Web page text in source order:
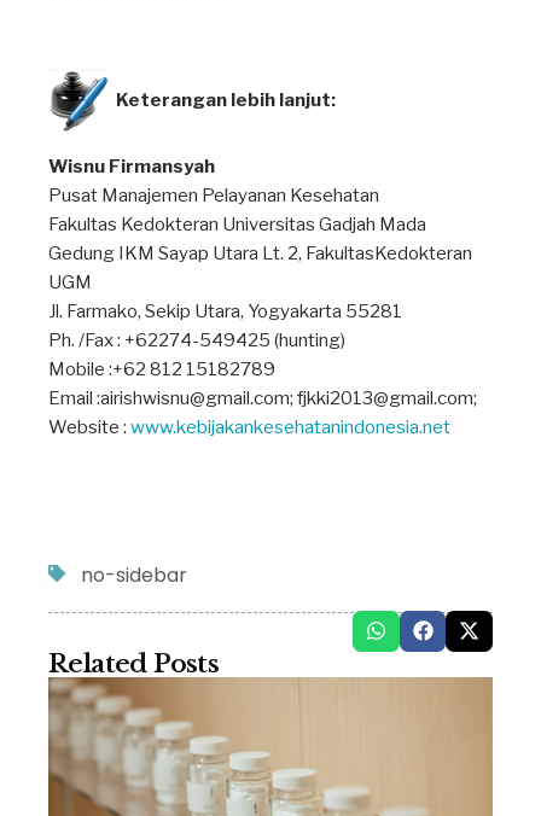
Keterangan lebih lanjut:
Wisnu Firmansyah
Pusat Manajemen Pelayanan Kesehatan
Fakultas Kedokteran Universitas Gadjah Mada
Gedung IKM Sayap Utara Lt. 2, FakultasKedokteran
UGM
Jl. Farmako, Sekip Utara, Yogyakarta 55281
Ph. /Fax : +62274-549425 (hunting)
Mobile :+62 812 15182789
Email :airishwisnu@gmail.com; fjkki2013@gmail.com;
Website : www.kebijakankesehatanindonesia.net
no-sidebar
Related Posts